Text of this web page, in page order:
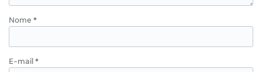
Nome *
E-mail *